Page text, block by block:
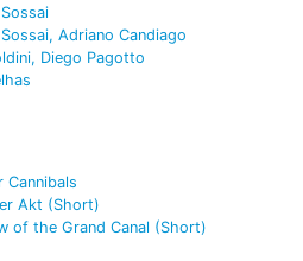
Adriano Candiago
Diego Pagotto
Cannibals
Akt (Short)
of the Grand Canal (Short)